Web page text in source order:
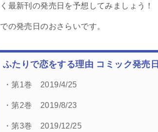
最新刊の発売日を予想してみましょう！
の発売日のおさらいです。
ふたりで恋をする理由 コミック発売日
・第1巻 2019/4/25
・第2巻 2019/8/23
・第3巻 2019/12/25